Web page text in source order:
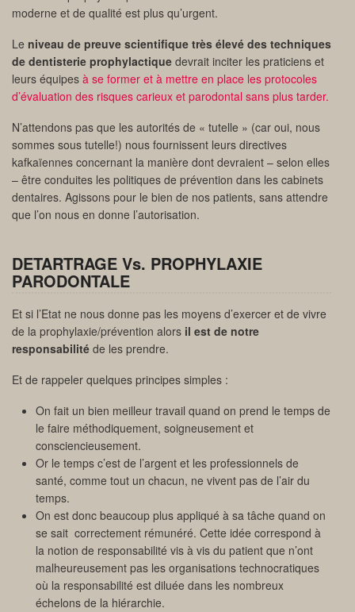
moderne et de qualité est plus qu’urgent.
Le niveau de preuve scientifique très élevé des techniques
de dentisterie prophylactique devrait inciter les praticiens et
leurs équipes à se former et à mettre en place les protocoles
d’évaluation des risques carieux et parodontal sans plus tarder.
N’attendons pas que les autorités de « tutelle » (car oui, nous
sommes sous tutelle!) nous fournissent leurs directives
kafkaïennes concernant la manière dont devraient – selon elles
– être conduites les politiques de prévention dans les cabinets
dentaires. Agissons pour le bien de nos patients, sans attendre
que l’on nous en donne l’autorisation.
DETARTRAGE Vs. PROPHYLAXIE
PARODONTALE
Et si l’Etat ne nous donne pas les moyens d’exercer et de vivre
de la prophylaxie/prévention alors il est de notre
responsabilité de les prendre.
Et de rappeler quelques principes simples :
On fait un bien meilleur travail quand on prend le temps de
le faire méthodiquement, soigneusement et
consciencieusement.
Or le temps c’est de l’argent et les professionnels de
santé, comme tout un chacun, ne vivent pas de l’air du
temps.
On est donc beaucoup plus appliqué à sa tâche quand on
se sait correctement rémunéré. Cette idée correspond à
la notion de responsabilité vis à vis du patient que n’ont
malheureusement pas les organisations technocratiques
où la responsabilité est diluée dans les nombreux
échelons de la hiérarchie.